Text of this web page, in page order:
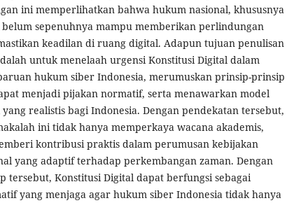
ini memperlihatkan bahwa hukum nasional, khususnya
sepenuhnya mampu memberikan perlindungan
keadilan di ruang digital. Adapun tujuan penulisan
untuk menelaah urgensi Konstitusi Digital dalam
hukum siber Indonesia, merumuskan prinsip-prinsip
menjadi pijakan normatif, serta menawarkan model
realistis bagi Indonesia. Dengan pendekatan tersebut,
ini tidak hanya memperkaya wacana akademis,
kontribusi praktis dalam perumusan kebijakan
yang adaptif terhadap perkembangan zaman. Dengan
tersebut, Konstitusi Digital dapat berfungsi sebagai
yang menjaga agar hukum siber Indonesia tidak hanya